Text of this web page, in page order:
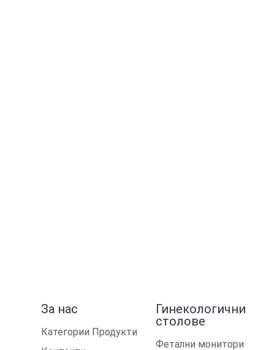
За нас
Категории Продукти
Гинекологични
столове
Фетални монитори